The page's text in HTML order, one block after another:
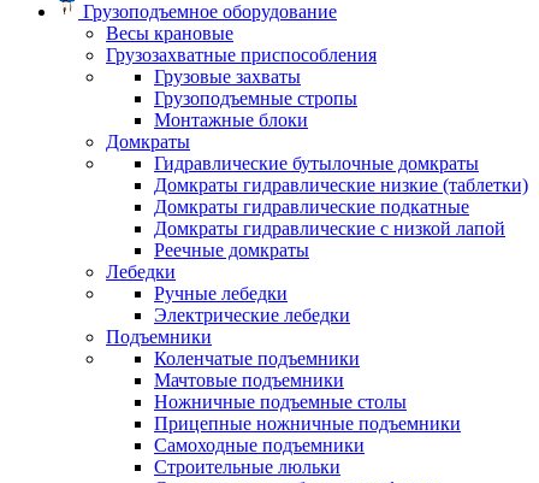
Грузоподъемное оборудование
Весы крановые
Грузозахватные приспособления
Грузовые захваты
Грузоподъемные стропы
Монтажные блоки
Домкраты
Гидравлические бутылочные домкраты
Домкраты гидравлические низкие (таблетки)
Домкраты гидравлические подкатные
Домкраты гидравлические с низкой лапой
Реечные домкраты
Лебедки
Ручные лебедки
Электрические лебедки
Подъемники
Коленчатые подъемники
Мачтовые подъемники
Ножничные подъемные столы
Прицепные ножничные подъемники
Самоходные подъемники
Строительные люльки